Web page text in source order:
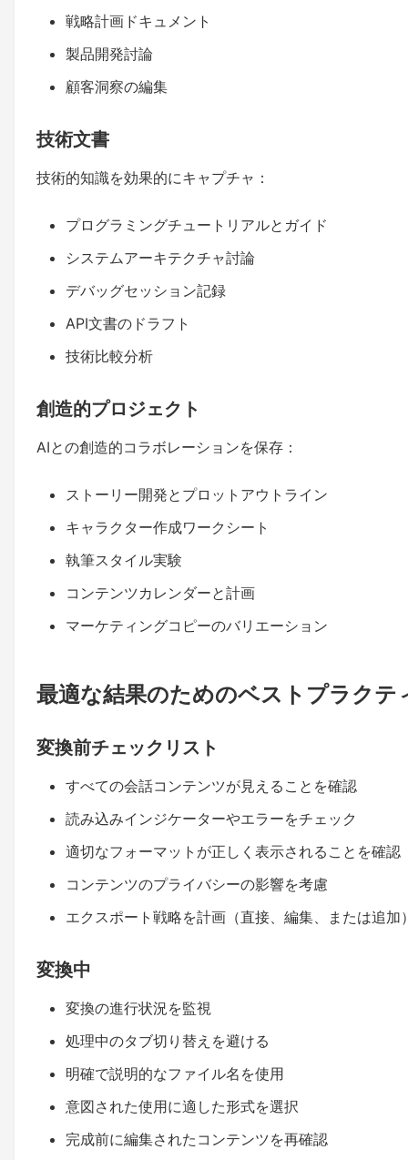
戦略計画ドキュメント
製品開発討論
顧客洞察の編集
技術文書
技術的知識を効果的にキャプチャ：
プログラミングチュートリアルとガイド
システムアーキテクチャ討論
デバッグセッション記録
API文書のドラフト
技術比較分析
創造的プロジェクト
AIとの創造的コラボレーションを保存：
ストーリー開発とプロットアウトライン
キャラクター作成ワークシート
執筆スタイル実験
コンテンツカレンダーと計画
マーケティングコピーのバリエーション
最適な結果のためのベストプラクテ
変換前チェックリスト
すべての会話コンテンツが見えることを確認
読み込みインジケーターやエラーをチェック
適切なフォーマットが正しく表示されることを確認
コンテンツのプライバシーの影響を考慮
エクスポート戦略を計画（直接、編集、または追加
変換中
変換の進行状況を監視
処理中のタブ切り替えを避ける
明確で説明的なファイル名を使用
意図された使用に適した形式を選択
完成前に編集されたコンテンツを再確認